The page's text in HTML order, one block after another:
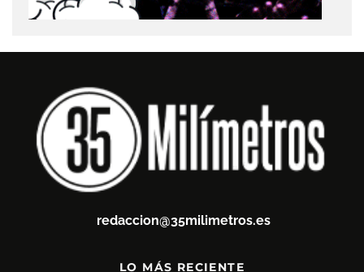
redaccion@35milimetros.es
LO MÁS RECIENTE